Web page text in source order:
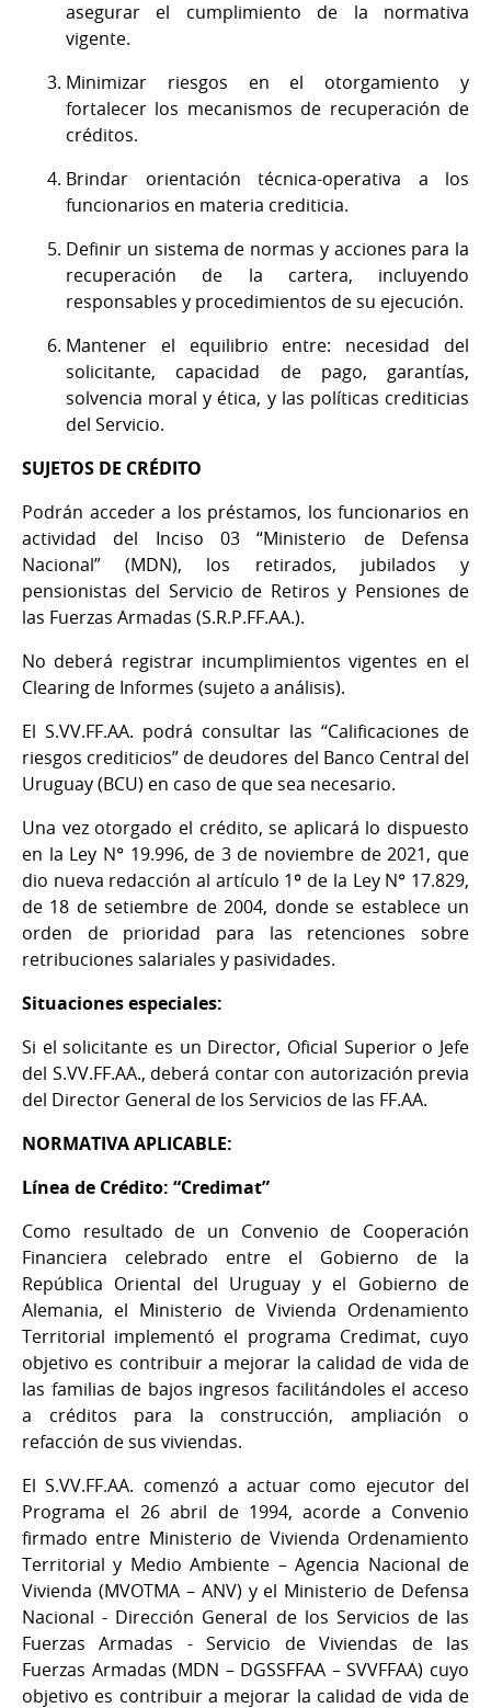
asegurar el cumplimiento de la normativa
vigente.
Minimizar riesgos en el otorgamiento y
fortalecer los mecanismos de recuperación de
créditos.
Brindar orientación técnica-operativa a los
funcionarios en materia crediticia.
Definir un sistema de normas y acciones para la
recuperación de la cartera, incluyendo
responsables y procedimientos de su ejecución.
Mantener el equilibrio entre: necesidad del
solicitante, capacidad de pago, garantías,
solvencia moral y ética, y las políticas crediticias
del Servicio.
SUJETOS DE CRÉDITO
Podrán acceder a los préstamos, los funcionarios en
actividad del Inciso 03 “Ministerio de Defensa
Nacional” (MDN), los retirados, jubilados y
pensionistas del Servicio de Retiros y Pensiones de
las Fuerzas Armadas (S.R.P.FF.AA.).
No deberá registrar incumplimientos vigentes en el
Clearing de Informes (sujeto a análisis).
El S.VV.FF.AA. podrá consultar las “Calificaciones de
riesgos crediticios” de deudores del Banco Central del
Uruguay (BCU) en caso de que sea necesario.
Una vez otorgado el crédito, se aplicará lo dispuesto
en la Ley N° 19.996, de 3 de noviembre de 2021, que
dio nueva redacción al artículo 1º de la Ley N° 17.829,
de 18 de setiembre de 2004, donde se establece un
orden de prioridad para las retenciones sobre
retribuciones salariales y pasividades.
Situaciones especiales:
Si el solicitante es un Director, Oficial Superior o Jefe
del S.VV.FF.AA., deberá contar con autorización previa
del Director General de los Servicios de las FF.AA.
NORMATIVA APLICABLE:
Línea de Crédito: “Credimat”
Como resultado de un Convenio de Cooperación
Financiera celebrado entre el Gobierno de la
República Oriental del Uruguay y el Gobierno de
Alemania, el Ministerio de Vivienda Ordenamiento
Territorial implementó el programa Credimat, cuyo
objetivo es contribuir a mejorar la calidad de vida de
las familias de bajos ingresos facilitándoles el acceso
a créditos para la construcción, ampliación o
refacción de sus viviendas.
El S.VV.FF.AA. comenzó a actuar como ejecutor del
Programa el 26 abril de 1994, acorde a Convenio
firmado entre Ministerio de Vivienda Ordenamiento
Territorial y Medio Ambiente – Agencia Nacional de
Vivienda (MVOTMA – ANV) y el Ministerio de Defensa
Nacional - Dirección General de los Servicios de las
Fuerzas Armadas - Servicio de Viviendas de las
Fuerzas Armadas (MDN – DGSSFFAA – SVVFFAA) cuyo
objetivo es contribuir a mejorar la calidad de vida de